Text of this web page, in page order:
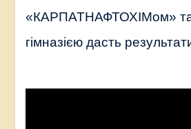
«КАРПАТНАФТОХІМом»
гімназією дасть